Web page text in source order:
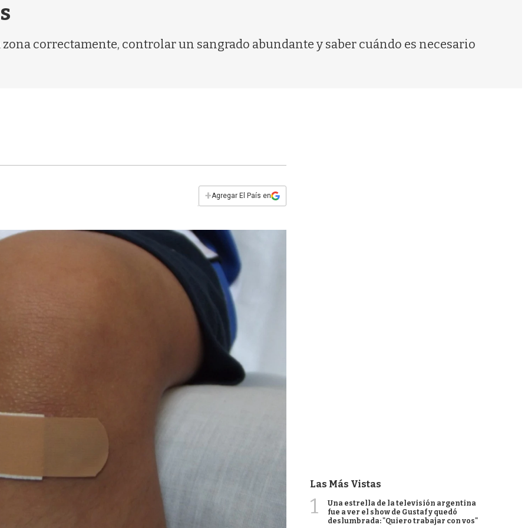
correctamente, controlar un sangrado abundante y saber cuándo es necesario
+Agregar El País en
Las Más Vistas
1
Una estrella de la televisión argentina
fue a ver el show de Gustaf y quedó
deslumbrada: "Quiero trabajar con vos"